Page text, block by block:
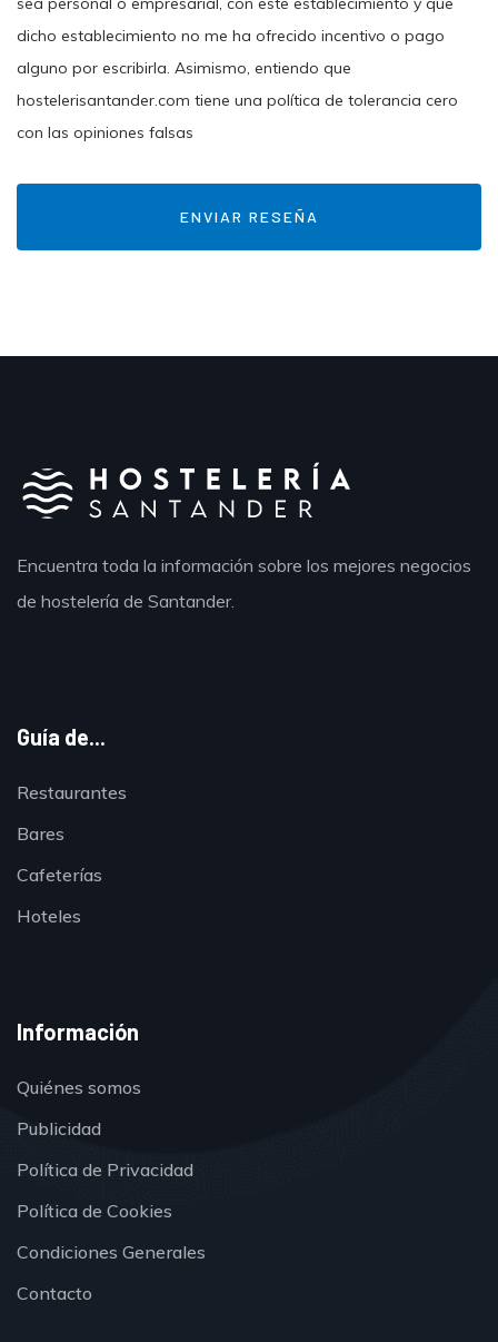
dicho establecimiento no me ha ofrecido incentivo o pago
alguno por escribirla. Asimismo, entiendo que
hostelerisantander.com tiene una política de tolerancia cero
con las opiniones falsas
Encuentra toda la información sobre los mejores negocios
de hostelería de Santander.
Guía de...
Restaurantes
Bares
Cafeterías
Hoteles
Información
Quiénes somos
Publicidad
Política de Privacidad
Política de Cookies
Condiciones Generales
Contacto